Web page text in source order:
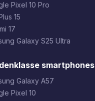
Pixel 10 Pro
15
17
Galaxy S25 Ultra
smartphones
Galaxy A57
Pixel 10